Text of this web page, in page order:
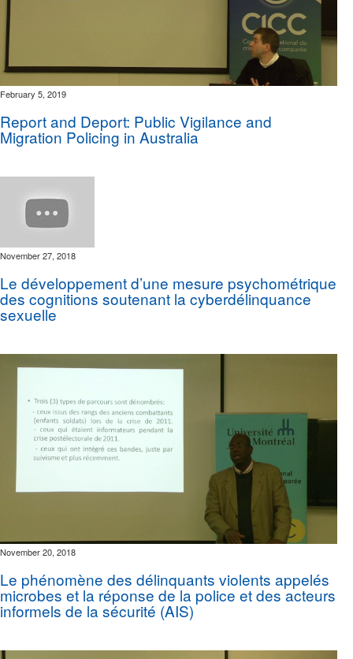
February 5, 2019
Report and Deport: Public Vigilance and
Migration Policing in Australia
November 27, 2018
Le développement d’une mesure psychométrique
des cognitions soutenant la cyberdélinquance
sexuelle
November 20, 2018
Le phénomène des délinquants violents appelés
microbes et la réponse de la police et des acteurs
informels de la sécurité (AIS)